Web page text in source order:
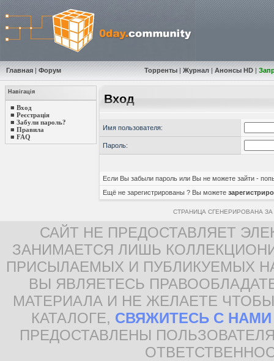
Главная | Форум Торренты |Журнал |Анонсы HD |
Навігація
■ Вход
■ Реєстрація
■ Забули пароль?
■ Правила
■ FAQ
Вход
Имя пользователя:
Пароль:
Если Вы забыли пароль или Вы не можете зайти -
Ещё не зарегистрированы ? Вы можете
СТРАНИЦА СГЕНЕРИРОВАНА
САЙТ НЕ ПРЕДОСТАВЛЯЕТ
ЗАНИМАЕТСЯ ЛИШЬ
ПРИСЫЛАЕМЫХ И ПУБЛИКУЕМЫХ
ВЫ ЯВЛЯЕТЕСЬ
МАТЕРИАЛА И НЕ ЖЕЛАЕТЕ
КАТАЛОГЕ, СВЯЖИТЕСЬ С НАМИ
ПРЕДОСТАВЛЕНЫ